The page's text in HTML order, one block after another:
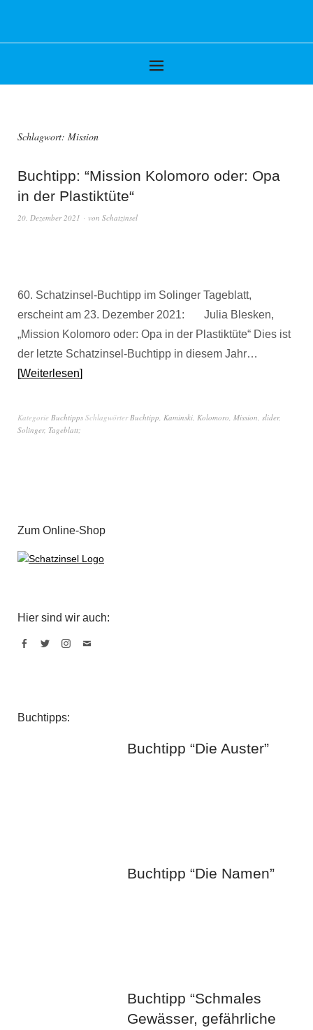
Schlagwort: Mission
Buchtipp: “Mission Kolomoro oder: Opa
in der Plastiktüte“
20. Dezember 2021 von Schatzinsel
60. Schatzinsel-Buchtipp im Solinger Tageblatt,
erscheint am 23. Dezember 2021: Julia Blesken,
„Mission Kolomoro oder: Opa in der Plastiktüte“ Dies ist
der letzte Schatzinsel-Buchtipp in diesem Jahr…
Weiterlesen
Kategorie Buchtipps SchlagwörterBuchtipp, Kaminski, Kolomoro, Mission, slider,
Solinger, Tageblatt;
Zum Online-Shop
Hier sind wir auch:
Buchtipps:
Buchtipp “Die Auster”
Buchtipp “Die Namen”
Buchtipp “Schmales
Gewässer, gefährliche